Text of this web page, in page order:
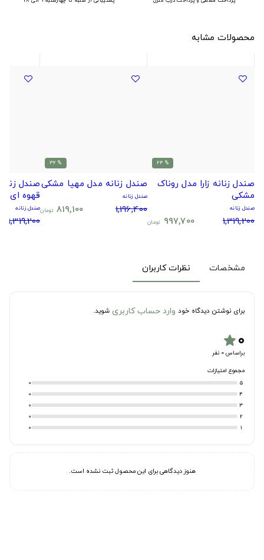
محصولات مشابه
% 24
صندل زنانه زارا مدل روناک
مشکی
صندل زنانه
1,319,200
997,700 تومان
% 32
صندل زنانه مدل مهیا مشکی
صندل زنانه
1,196,400
819,100 تومان
صندل
قهوه ای
صندل زنانه
1,319,200
مشخصات نظرات کاربران
برای نوشتن دیدگاه خود وارد حساب کاربری شوید.
۰star
براساس 0 نفر
مجموع امتیازات
5
0
4
0
3
0
2
0
1
0
هنوز دیدگاهی برای این محصول ثبت نشده است.